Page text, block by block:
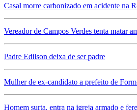
Casal morre carbonizado em acidente na
Vereador de Campos Verdes tenta matar
Padre Edilson deixa de ser padre
Mulher de ex-candidato a prefeito de
Homem surta, entra na igreja armado e